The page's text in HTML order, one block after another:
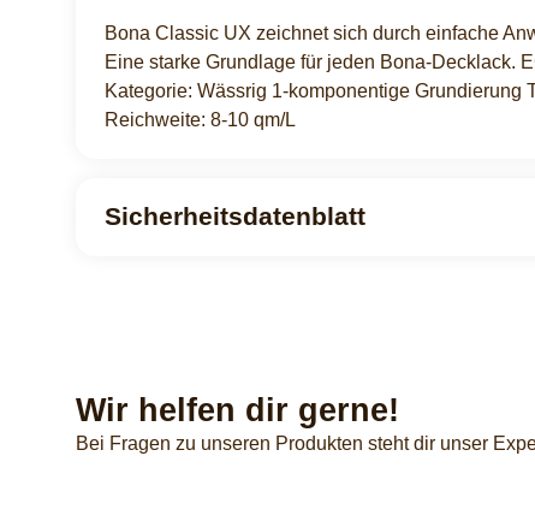
Bona Classic UX zeichnet sich durch einfache
Eine starke Grundlage für jeden Bona-Decklack.
Kategorie: Wässrig 1-komponentige
Reichweite: 8-10 qm/L
Sicherheitsdatenblatt
Wir helfen dir gerne!
Bei Fragen zu unseren Produkten steht dir unser